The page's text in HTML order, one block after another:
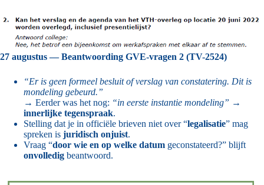
27 augustus — Beantwoording GVE-vragen 2 (TV-2524)
“Er is geen formeel besluit of verslag van constatering. Dit is
mondeling gebeurd.”
→ Eerder was het nog: “in eerste instantie mondeling” →
innerlijke tegenspraak.
Stelling dat je in officiële brieven niet over “legalisatie” mag
spreken is juridisch onjuist.
Vraag “door wie en op welke datum geconstateerd?” blijft
onvolledig beantwoord.